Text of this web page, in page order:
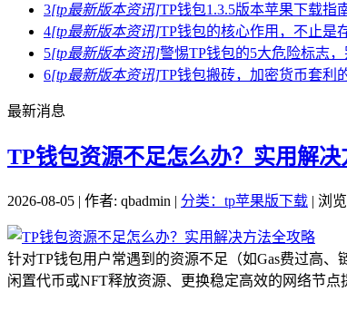
3[tp最新版本资讯]TP钱包1.3.5版本苹果下载指
4[tp最新版本资讯]TP钱包的核心作用，不止是
5[tp最新版本资讯]警惕TP钱包的5大危险标志
6[tp最新版本资讯]TP钱包搬砖，加密货币套利
最新消息
TP钱包资源不足怎么办？实用解
2026-08-05 | 作者: qbadmin | 分类：tp苹果版下载 | 浏
针对TP钱包用户常遇到的资源不足（如Gas费过高
闲置代币或NFT释放资源、更换稳定高效的网络节